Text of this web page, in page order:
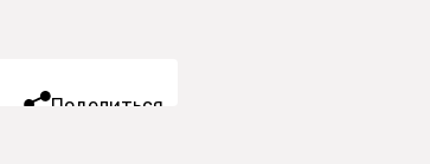
Поделиться